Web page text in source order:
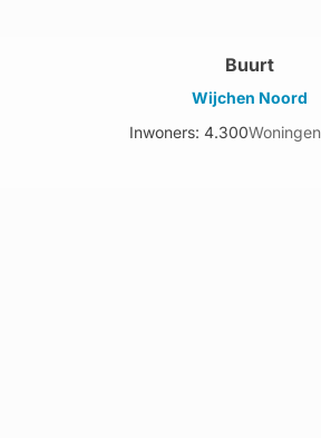
Buurt
Wijchen Noord
Inwoners: 4.300